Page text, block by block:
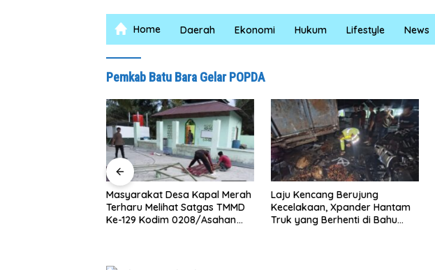
Home Daerah Ekonomi Hukum Lifestyle News
Pemkab Batu Bara Gelar POPDA
Masyarakat Desa Kapal Merah
Terharu Melihat Satgas TMMD
Ke-129 Kodim 0208/Asahan
Laju Kencang Berujung
Kecelakaan, Xpander Hantam
Truk yang Berhenti di Bahu